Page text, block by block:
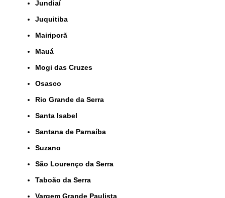
Jundiaí
Juquitiba
Mairiporã
Mauá
Mogi das Cruzes
Osasco
Rio Grande da Serra
Santa Isabel
Santana de Parnaíba
Suzano
São Lourenço da Serra
Taboão da Serra
Vargem Grande Paulista